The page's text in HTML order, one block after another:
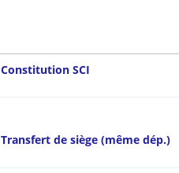
Constitution SCI
Transfert de siège (même dép.)